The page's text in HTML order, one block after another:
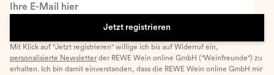
Ihre E-Mail hier
Jetzt registrieren
Mit Klick auf "Jetzt registrieren" willige ich bis auf Widerruf ein,
personalisierte Newsletter der REWE Wein online GmbH ("Weinfreunde") zu
erhalten. Ich bin damit einverstanden, dass die REWE Wein online GmbH mir